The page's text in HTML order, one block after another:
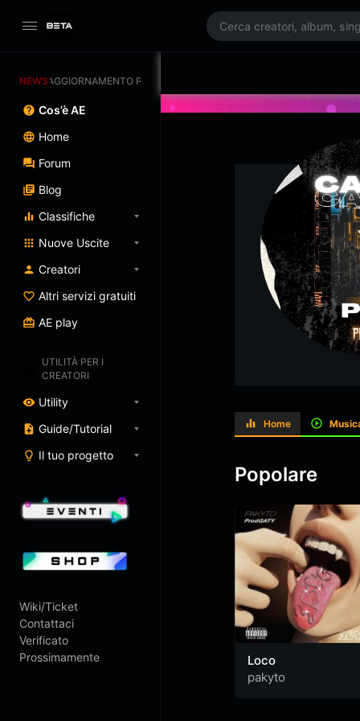
NEWS:AGGIORNAMENTO PROGRAMMATO 3/07/2025
Cos’è AE
Home
Forum
Blog
Classifiche
Nuove Uscite
Creatori
Altri servizi gratuiti
AE play
UTILITÀ PER I
CREATORI
Utility
Guide/Tutorial
Il tuo progetto
Wiki/Ticket
Contattaci
Verificato
Prossimamente
Home
Popolare
Loco
pakyto